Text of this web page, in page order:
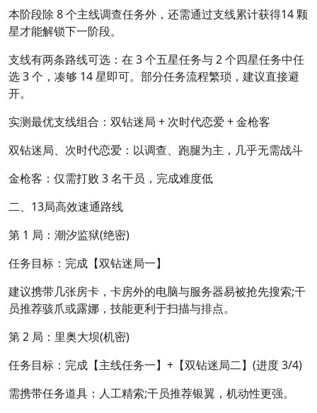
本阶段除 8 个主线调查任务外，还需通过支线累计获得14 颗
星才能解锁下一阶段。
支线有两条路线可选：在 3 个五星任务与 2 个四星任务中任
选 3 个，凑够 14 星即可。部分任务流程繁琐，建议直接避
开。
实测最优支线组合：双钻迷局 + 次时代恋爱 + 金枪客
双钻迷局、次时代恋爱：以调查、跑腿为主，几乎无需战斗
金枪客：仅需打败 3 名干员，完成难度低
二、13局高效速通路线
第 1 局：潮汐监狱(绝密)
任务目标：完成【双钻迷局一】
建议携带几张房卡，卡房外的电脑与服务器易被抢先搜索;干
员推荐骇爪或露娜，技能更利于扫描与排点。
第 2 局：里奥大坝(机密)
任务目标：完成【主线任务一】+【双钻迷局二】(进度 3/4)
需携带任务道具：人工精索;干员推荐银翼，机动性更强。